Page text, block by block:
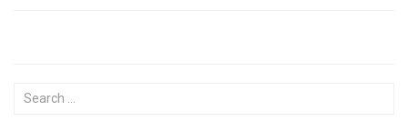
Search for: